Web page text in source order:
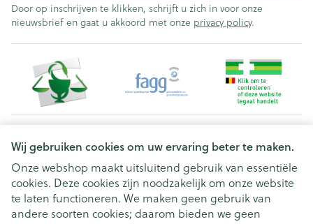
Wij gebruiken cookies om uw ervaring beter te maken.
Onze webshop maakt uitsluitend gebruik van essentiële
cookies. Deze cookies zijn noodzakelijk om onze website
te laten functioneren. We maken geen gebruik van
andere soorten cookies; daarom bieden we geen
Door op inschrijven te klikken, schrijft u zich in voor onze
nieuwsbrief en gaat u akkoord met onze privacy policy.
Juridische links